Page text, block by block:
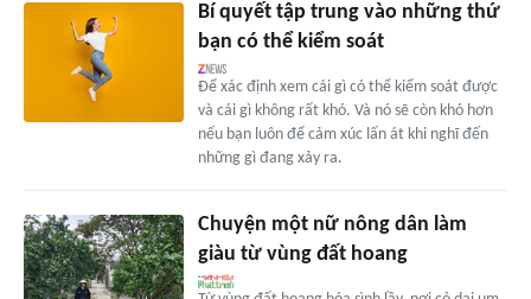
Bí quyết tập trung vào những thứ
bạn có thể kiểm soát
Để xác định xem cái gì có thể kiểm soát được
và cái gì không rất khó. Và nó sẽ còn khó hơn
nếu bạn luôn để cảm xúc lấn át khi nghĩ đến
những gì đang xảy ra.
Chuyện một nữ nông dân làm
giàu từ vùng đất hoang